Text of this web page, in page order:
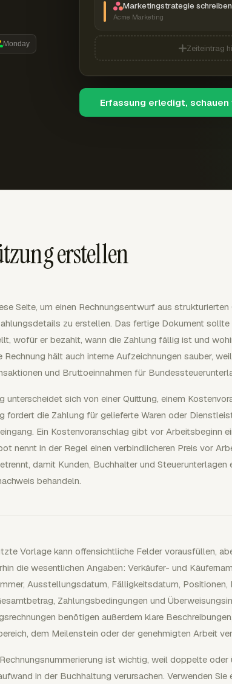
Monday
Marketingstrategie schreiben
Acme Marketing
Zeiteintrag
Erfassung erledigt,
erstellen
Seite, um einen Rechnungsentwurf aus
zu erstellen. Das fertige Dokument
wofür er bezahlt, wann die Zahlung fällig ist und
Rechnung hält auch interne Aufzeichnungen sauber,
und Bruttoeinnahmen für
unterscheidet sich von einer Quittung, einem
fordert die Zahlung für gelieferte Waren oder
Ein Kostenvoranschlag gibt vor Arbeitsbeginn
nennt in der Regel einen verbindlicheren Preis vor
damit Kunden, Buchhalter und Steuerunterlagen
behandeln.
Vorlage kann offensichtliche Felder vorausfüllen,
die wesentlichen Angaben: Verkäufer- und
Ausstellungsdatum, Fälligkeitsdatum, Positionen,
Zahlungsbedingungen und
benötigen außerdem klare
dem Meilenstein oder der genehmigten Arbeit
ist wichtig, weil doppelte oder
in der Buchhaltung verursachen. Verwenden Sie